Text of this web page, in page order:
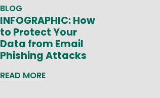
BLOG
INFOGRAPHIC: How
to Protect Your
Data from Email
Phishing Attacks
READ MORE